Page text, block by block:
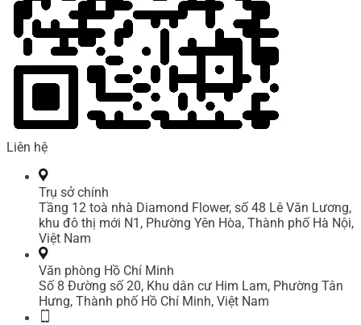
Liên hệ
Trụ sở chính
Tầng 12 toà nhà Diamond Flower, số 48 Lê Văn Lương,
khu đô thị mới N1, Phường Yên Hòa, Thành phố Hà Nội,
Việt Nam
Văn phòng Hồ Chí Minh
Số 8 Đường số 20, Khu dân cư Him Lam, Phường Tân
Hưng, Thành phố Hồ Chí Minh, Việt Nam